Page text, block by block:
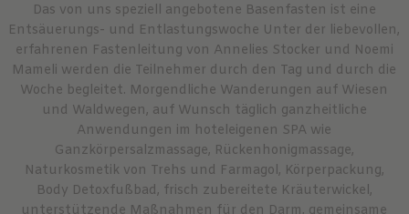
Das von uns speziell angebotene Basenfasten ist eine
Entsäuerungs- und Entlastungswoche Unter der liebevollen,
erfahrenen Fastenleitung von Annelies Stocker und Noemi
Mameli werden die Teilnehmer durch den Tag und durch die
Woche begleitet. Morgendliche Wanderungen auf Wiesen
und Waldwegen, auf Wunsch täglich ganzheitliche
Anwendungen im hoteleigenen SPA wie
Ganzkörpersalzmassage, Rückenhonigmassage,
Naturkosmetik von Trehs und Farmagol, Körperpackung,
Body Detoxfußbad, frisch zubereitete Kräuterwickel,